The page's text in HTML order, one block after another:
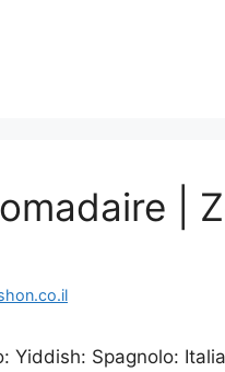
|
Yiddish: Spagnolo: